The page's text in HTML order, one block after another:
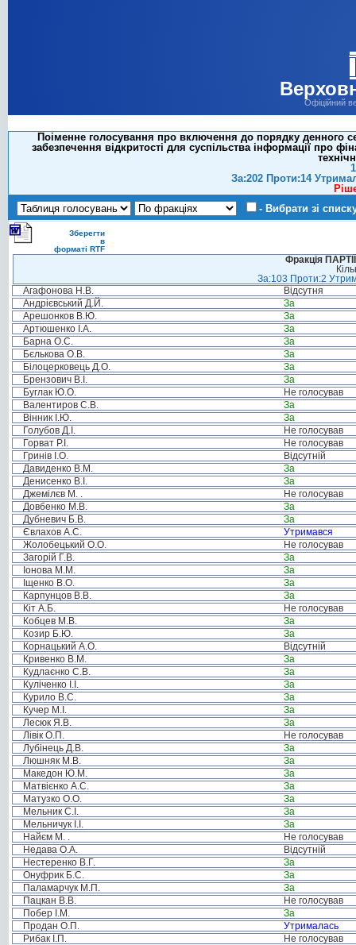
Офіційний
Поіменне голосування про включення до порядку денного
забезпечення відкритості для суспільства інформації про
За:202 Проти:14
- Вибрати зі
Зберегти
в
форматі RTF
Фракція
За:103 Проти:2
Агафонова Н.В.
Відсутня
Андрієвський Д.Й.
За
Арешонков В.Ю.
За
Артюшенко І.А.
За
Барна О.С.
За
Бєлькова О.В.
За
Білоцерковець Д.О.
За
Брензович В.І.
За
Буглак Ю.О.
Не голосував
Валентиров С.В.
За
Вінник І.Ю.
За
Голубов Д.І.
Не голосував
Горват Р.І.
Не голосував
Гринів І.О.
Відсутній
Давиденко В.М.
За
Денисенко В.І.
За
Джемілєв М. .
Не голосував
Довбенко М.В.
За
Дубневич Б.В.
За
Євлахов А.С.
Утримався
Жолобецький О.О.
Не голосував
Загорій Г.В.
За
Іонова М.М.
За
Іщенко В.О.
За
Карпунцов В.В.
За
Кіт А.Б.
Не голосував
Кобцев М.В.
За
Козир Б.Ю.
За
Корнацький А.О.
Відсутній
Кривенко В.М.
За
Кудлаєнко С.В.
За
Куліченко І.І.
За
Курило В.С.
За
Кучер М.І.
За
Лесюк Я.В.
За
Лівік О.П.
Не голосував
Лубінець Д.В.
За
Люшняк М.В.
За
Македон Ю.М.
За
Матвієнко А.С.
За
Матузко О.О.
За
Мельник С.І.
За
Мельничук І.І.
За
Найєм М. .
Не голосував
Недава О.А.
Відсутній
Нестеренко В.Г.
За
Онуфрик Б.С.
За
Паламарчук М.П.
За
Пацкан В.В.
Не голосував
Побер І.М.
За
Продан О.П.
Утрималась
Рибак І.П.
Не голосував